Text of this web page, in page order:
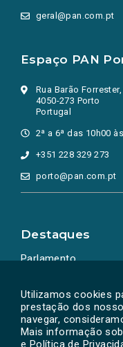
Utilizamos cookies
prestação dos
navegar,
Mais informação
e Política de
geral@pan.com.pt
Espaço PAN
Rua Barão Forrester,
4050-273 Porto
Portugal
2ª a 6ª das 10h00
+351 228 329 273
porto@pan.com.pt
Destaques
Parlamento